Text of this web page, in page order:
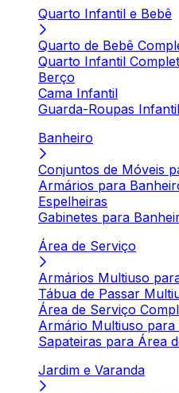
Quarto Infantil e Bebê
Quarto de Bebê
Quarto Infantil
Berço
Cama Infantil
Guarda-Roupas Infantil
Banheiro
Conjuntos de Móveis
Armários para
Espelheiras
Gabinetes para
Área de Serviço
Armários Multiuso
Tábua de Passar
Área de Serviço
Armário Multiuso para
Sapateiras para Área
Jardim e Varanda